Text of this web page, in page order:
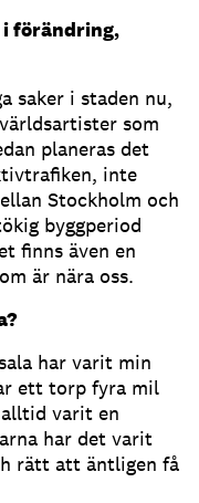
i förändring,
saker i staden nu,
som
planeras det
inte
Stockholm och
byggperiod
finns även en
är nära oss.
har varit min
ett torp fyra mil
varit en
har det varit
rätt att äntligen få